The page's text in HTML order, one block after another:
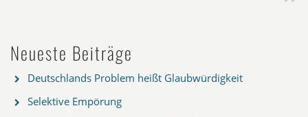
Neueste Beiträge
Deutschlands Problem heißt Glaubwürdigkeit
Selektive Empörung